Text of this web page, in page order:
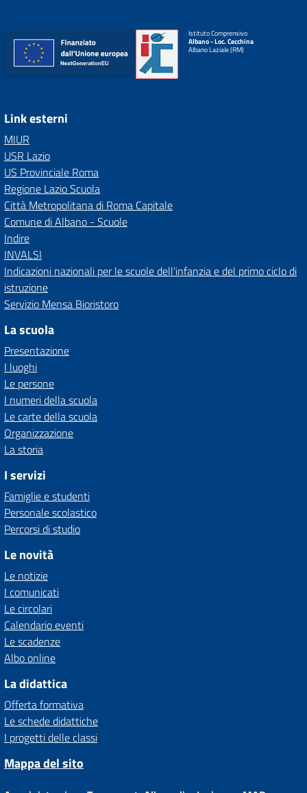
Istituto Comprensivo
Albano - Loc. Cecchina
Albano Laziale (RM)
Link esterni
MIUR
USR Lazio
US Provinciale Roma
Regione Lazio Scuola
Città Metropolitana di Roma Capitale
Comune di Albano - Scuole
Indire
INVALSI
Indicazioni nazionali per le scuole dell'infanzia e del primo ciclo di
istruzione
Servizio Mensa Bioristoro
La scuola
Presentazione
I luoghi
Le persone
I numeri della scuola
Le carte della scuola
Organizzazione
La storia
I servizi
Famiglie e studenti
Personale scolastico
Percorsi di studio
Le novità
Le notizie
I comunicati
Le circolari
Calendario eventi
Le scadenze
Albo online
La didattica
Offerta formativa
Le schede didattiche
I progetti delle classi
Mappa del sito